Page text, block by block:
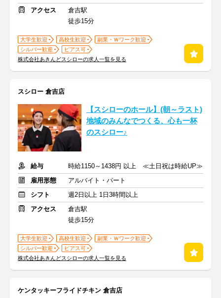
アクセス
倉吉駅
徒歩15分
大学生歓迎 高校生歓迎
副業・Ｗワーク歓迎
シルバー歓迎
ピアス可
株式会社あきんどスシローの求人一覧を見る
スシロー 倉吉店
【スシローのホール】(朝～ラスト)
地域のみんなでつくる、心も一杯
のスシロー♪
給与
時給1150～1438円 以上 ≪土日祝は時給UP≫
雇用形態
アルバイト・パート
シフト
週2日以上 1日3時間以上
アクセス
倉吉駅
徒歩15分
大学生歓迎 高校生歓迎
副業・Ｗワーク歓迎
シルバー歓迎
ピアス可
株式会社あきんどスシローの求人一覧を見る
ケンタッキーフライドチキン 倉吉店